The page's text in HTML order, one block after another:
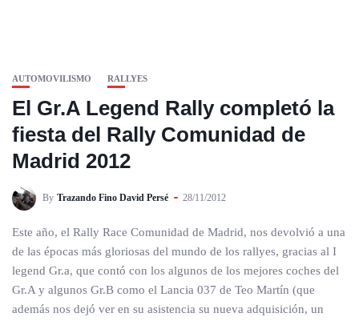
AUTOMOVILISMO RALLYES
El Gr.A Legend Rally completó la
fiesta del Rally Comunidad de
Madrid 2012
By Trazando Fino David Persé 28/11/2012
Este año, el Rally Race Comunidad de Madrid, nos devolvió a una
de las épocas más gloriosas del mundo de los rallyes, gracias al I
legend Gr.a, que contó con los algunos de los mejores coches del
Gr.A y algunos Gr.B como el Lancia 037 de Teo Martín (que
además nos dejó ver en su asistencia su nueva adquisición, un